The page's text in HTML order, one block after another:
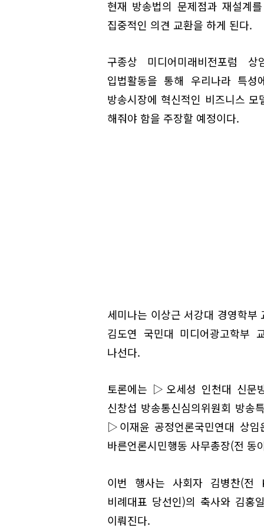
현재 방송법의 문제점과 재설계
집중적인 의견 교환을 하게 된다.
구종상 미디어미래비전포럼
입법활동을 통해 우리나라 특
방송시장에 혁신적인 비즈니스
해줘야 함을 주장할 예정이다.
세미나는 이상근 서강대 경영학
김도연 국민대 미디어광고학부
나선다.
토론에는 ▷오세성 인천대 신문
신창섭 방송통신심의위원회 방송
▷이재윤 공정언론국민연대 상
바른언론시민행동 사무총장(전 동
이번 행사는 사회자 김병찬(전
비례대표 당선인)의 축사와 김홍
이뤄진다.